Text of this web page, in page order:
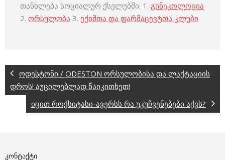
თანხლება სოციალურ ქსელებში: 1. გინეკოლოგია
2. ორსულობა 3. ექიმთა და ფარმაცევტთა კლუბი
ოდესტონი / ODESTON ორსულობისა და ლაქტაციის
დროს! აუცილებლად წაიკითხეთ!
იცით როქსიტასი-ავერსს რა უკუჩვენებები აქვს?
ᲙᲝᲜᲢᲐᲥᲢᲘ